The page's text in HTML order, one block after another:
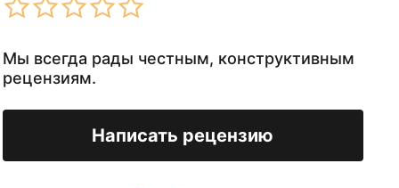
Мы всегда рады честным, конструктивным
рецензиям.
Написать рецензию